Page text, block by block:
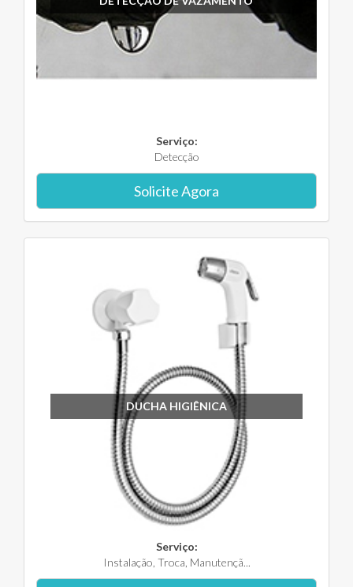
Serviço:
Detecção
Solicite Agora
DUCHA HIGIÊNICA
Serviço:
Instalação, Troca, Manutençã...